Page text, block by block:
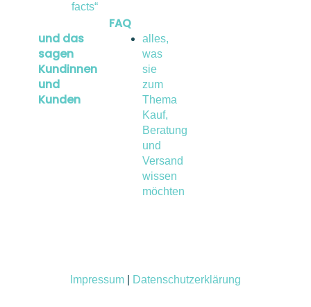
facts“
und das
sagen
Kundinnen
und
Kunden
FAQ
alles,
was
sie
zum
Thema
Kauf,
Beratung
und
Versand
wissen
möchten
Impressum Datenschutzerklärung